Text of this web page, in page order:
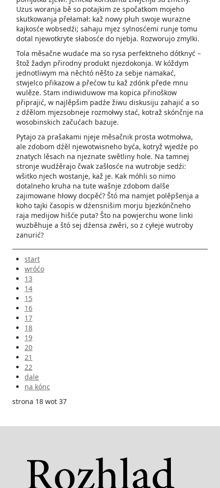
Uzus woranja bě so potajkim ze spočatkom mojeho
skutkowanja přełamał: kaž nowy płuh swoje wurazne
kajkosće wobsedźi; sahaju mjez sylnosćemi runje tomu
dotal njewotkryte słabosće do njebja. Rozworujo zmylki.
Tola měsačne wudaće ma so rysa perfektneho dótknyć –
štož žadyn přirodny produkt njezdokonja. W kóždym
jednotliwym ma něchtó něšto za sebje namakać,
stwjelco přikazow a přećow tu kaž zdónk přede mnu
wulěze. Stam indiwiduwow ma kopica přinoškow
připrajić, w najlěpšim padźe žiwu diskusiju zahajić a so
z dźělom mjezsobneje rozmołwy stać, kotraž skónčnje na
wosobinskich začućach bazuje.
Pytajo za prašakami njeje měsačnik prosta wotmołwa,
ale zdobom dźěl njewotwisneho byća, kotryž wjedźe po
znatych lěsach na njeznate swětliny hole. Na tamnej
stronje wudźěrajo čwak zašłosće na wutrobje sedźi:
wšitko njech wostanje, kaž je. Kak móhli so nimo
dotalneho kruha na tute wašnje zdobom dalše
zajimowane hłowy docpěć? Štó ma namjet polěpšenja a
koho tajki časopis w dźensnišim morju bjezkónčneho
raja medijow hišće puta? Što na powjerchu wone linki
wuzběhuje a štó sej dźensa zwěri, so z cyłeje wutroby
zanurić?
start
wróćo
13
14
15
16
17
18
19
20
21
22
dale
na kónc
strona 18 wot 37